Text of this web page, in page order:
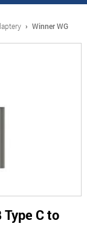
› Winner WG
C to